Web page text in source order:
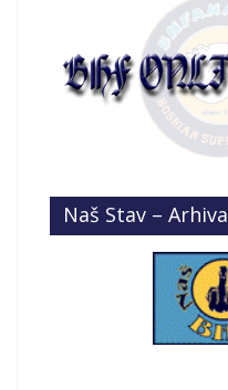
Naš Stav – Arhiva